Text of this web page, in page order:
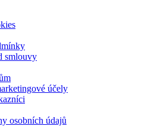
smlouvy
účely
osobních údajů